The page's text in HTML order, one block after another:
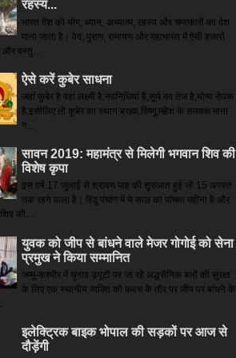
रहस्य...
भारत देश को योग, ध्यान, अध्यात्म, रहस्य और चमत्कारों का देश
माना जाता है। वेद, पुराण, रामायण और महाभारत में ऐसी हजारों
वस्तु...
ऐसे करें कुबेर साधना
जहां कुबेर है­ वहां लक्ष्मी है,नवनिधियां हैं,सूर्य का तेज है,योग्य सेवक
है,इसीलिए तो कुबेर का स्थान ब्रह्मा,विष्णु,महेश के समकक्ष माना
ग...
सावन 2019: महामंत्र से मिलेगी भगवान शिव की
विशेष कृपा
इस वर्ष 17 जुलाई से श्रावण माह की शुरुआत हुई जो 15 अगस्त
तक रहने वाला है। हिंदू पंचांग में ये साल का पांचवा महीना है और
की...
युवक को जीप से बांधने वाले मेजर गोगोई को सेना
प्रमुख ने किया सम्‍मानित
जम्मू-कश्मीर में चुनाव ड्यूटी पर जा रहे अद्धसैनिक बलों की सुरक्षा
के लिए एक स्थानीय व्यक्ति को कवच के तौर पर जीप पर बांधने के
इलेक्ट्रिक बाइक भोपाल की सड़कों पर आज से
दौड़ेंगी